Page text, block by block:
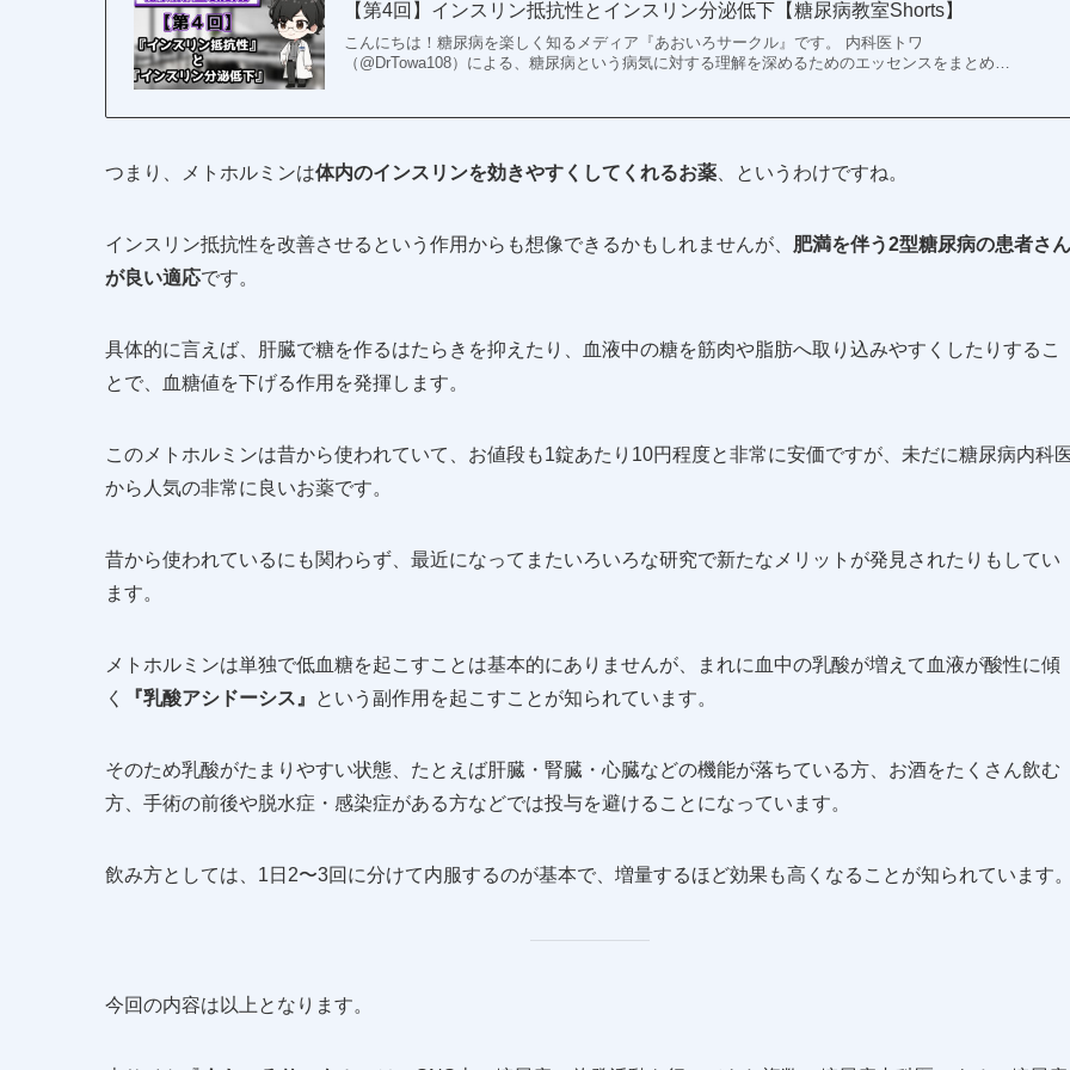
【第4回】インスリン抵抗性とインスリン分泌低下【糖尿病教室Shorts】
こんにちは！糖尿病を楽しく知るメディア『あおいろサークル』です。 内科医トワ
（@DrTowa108）による、糖尿病という病気に対する理解を深めるためのエッセンスをまとめ…
つまり、メトホルミンは体内のインスリンを効きやすくしてくれるお薬 、というわけですね。
インスリン抵抗性を改善させるという作用からも想像できるかもしれませんが、 肥満を伴う2型糖尿病の患者さん
が良い適応です。
具体的に言えば、肝臓で糖を作るはたらきを抑えたり、血液中の糖を筋肉や脂肪へ取り込みやすくしたりするこ
とで、血糖値を下げる作用を発揮します。
このメトホルミンは昔から使われていて、お値段も1錠あたり10円程度と非常に安価ですが、未だに糖尿病内科
から人気の非常に良いお薬です。
昔から使われているにも関わらず、最近になってまたいろいろな研究で新たなメリットが発見されたりもしてい
ます。
メトホルミンは単独で低血糖を起こすことは基本的にありませんが、まれに血中の乳酸が増えて血液が酸性に傾
く
『乳酸アシドーシス』 という副作用を起こすことが知られています。
そのため乳酸がたまりやすい状態、たとえば肝臓・腎臓・心臓などの機能が落ちている方、お酒をたくさん飲む
方、手術の前後や脱水症・感染症がある方などでは投与を避けることになっています。
飲み方としては、1日2〜3回に分けて内服するのが基本で、増量するほど効果も高くなることが知られています
今回の内容は以上となります。